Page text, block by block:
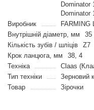
Dominator
Dominator
Виробник
Внутрішній діаметр, мм
35
Кількість зубів / шліців
Z7
Крок ланцюга, мм
38, 4
Техніка
Claas
Тип техніки
Зерновий
Товар
Зірочки